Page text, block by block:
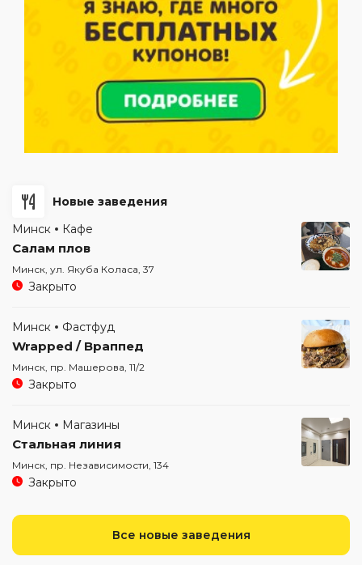
Новые заведения
Минск
Кафе
Салам плов
Минск, ул. Якуба Коласа, 37
Закрыто
Минск Фастфуд
Wrapped / Враппед
Минск, пр. Машерова, 11/2
Закрыто
Минск Магазины
Стальная линия
Минск, пр. Независимости, 134
Закрыто
Все новые заведения